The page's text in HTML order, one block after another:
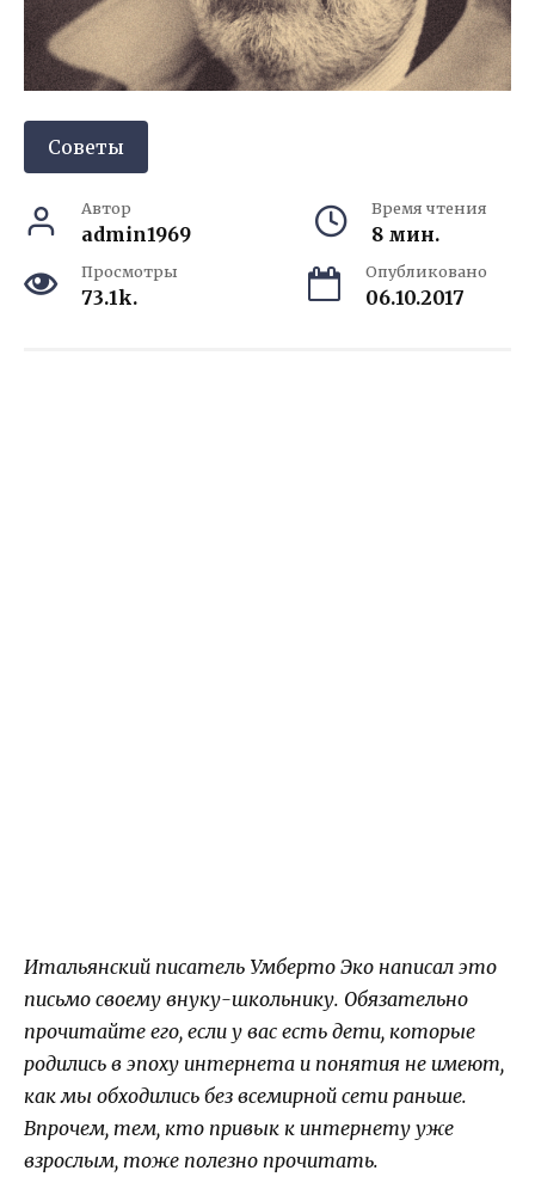
Советы
Автор
admin1969
Время чтения
8 мин.
Просмотры
73.1k.
Опубликовано
06.10.2017
Итальянский писатель Умберто Эко написал это
письмо своему внуку-школьнику. Обязательно
прочитайте его, если у вас есть дети, которые
родились в эпоху интернета и понятия не имеют,
как мы обходились без всемирной сети раньше.
Впрочем, тем, кто привык к интернету уже
взрослым, тоже полезно прочитать.